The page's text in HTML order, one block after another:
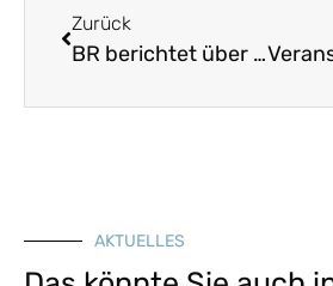
Zurück
BR berichtet über Kulturlandschaftsforum Bayern
AKTUELLES